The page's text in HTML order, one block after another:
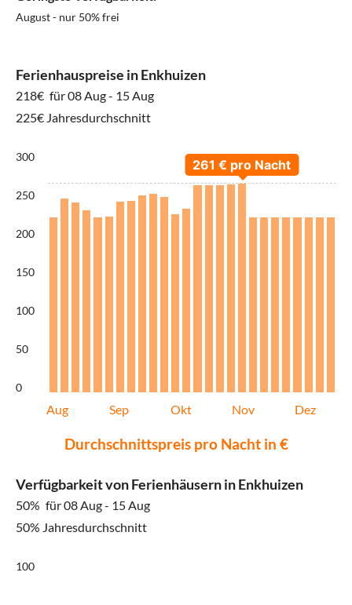
August - nur 50% frei
Ferienhauspreise in Enkhuizen
218€ für 08 Aug - 15 Aug
225€ Jahresdurchschnitt
300
250
200
150
100
50
0
Aug Sep Okt Nov Dez
Durchschnittspreis pro Nacht in €
Verfügbarkeit von Ferienhäusern in Enkhuizen
50% für 08 Aug - 15 Aug
50% Jahresdurchschnitt
100